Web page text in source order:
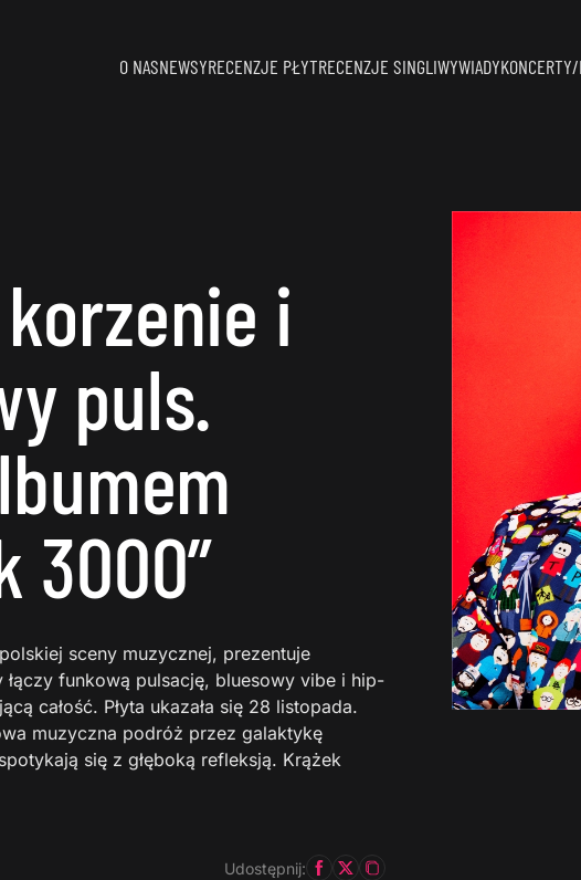
O NASNEWSYRECENZJE PŁYTRECENZJE SINGLIWYWIADY
i
puls.
3000”
sceny muzycznej, prezentuje
łączy funkową pulsację, bluesowy vibe i hip-
całość. Płyta ukazała się 28 listopada.
muzyczna podróż przez galaktykę
się z głęboką refleksją. Krążek
Udostępnij: